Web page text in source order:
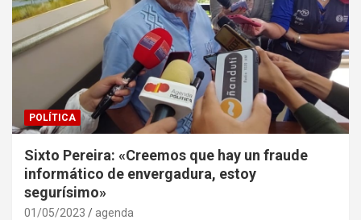
POLÍTICA
Sixto Pereira: «Creemos que hay un fraude
informático de envergadura, estoy
segurísimo»
01/05/2023 agenda